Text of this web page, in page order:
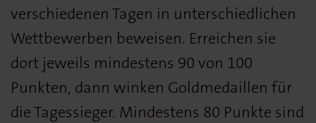
verschiedenen Tagen in unterschiedlichen
Wettbewerben beweisen. Erreichen sie
dort jeweils mindestens 90 von 100
Punkten, dann winken Goldmedaillen für
die Tagessieger. Mindestens 80 Punkte sind